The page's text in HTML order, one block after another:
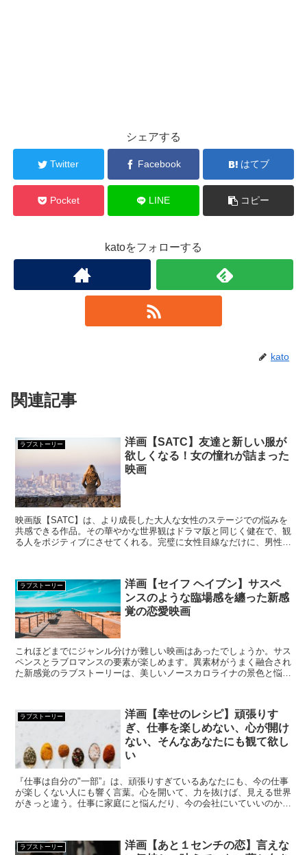
シェアする
Twitter Facebook はてブ
Pocket LINE コピー
katoをフォローする
kato
関連記事
ラブストーリー
洋画【SATC】友達と新しい服が
欲しくなる！女の憧れが詰まった
映画
映画版【SATC】は、より成長した大人な女性のステージでの悩みを
共感できる作品。その華やかな世界観はドラマ版と同じく健在で、観
る人をポジティブにさせてくれる。完璧に女性目線なだけに、男性が
ラブストーリー
洋画【セイフ ヘイブン】サスペ
ンスのような臨場感を纏った新感
覚の恋愛映画
これほどまでにジャンル分けが難しい映画はあったでしょうか。サス
ペンスとラブロマンスの要素が楽しめます。異素材がうまく融合され
た新感覚のラブストーリーは、美しいノースカロライナの景色と悩め
ラブストーリー
洋画【幸せのレシピ】頑張りす
ぎ、仕事を楽しめない、心が開け
ない、そんなあなたにも観て欲し
い
『仕事は自分の"一部”』は、頑張りすぎているあなたにも、今の仕事
が楽しくない人にも響く言葉。心を開いて、力を抜けば、見える世界
がきっと違う。仕事に家庭にと悩んだり、今の会社にいていいのかと
ラブストーリー
洋画【あと１センチの恋】言えな